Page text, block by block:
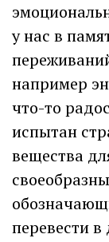
у нас в
например
что-то
испытан
вещества
перевести